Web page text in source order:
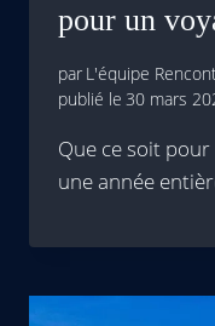
pour un
par L'équipe
publié le 30 mars
Que ce soit
une année